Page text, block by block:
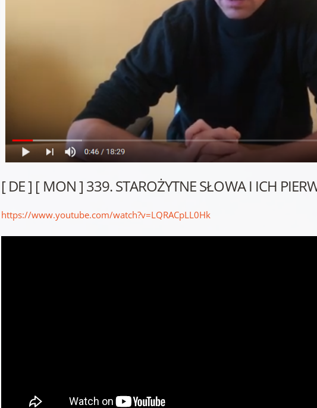
[ DE ] [ MON ] 339. STAROŻYTNE SŁOWA I ICH
https://www.youtube.com/watch?v=LQRACpLL0Hk